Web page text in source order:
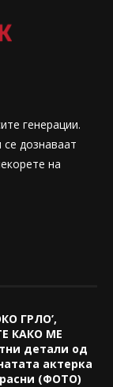
генерации.
дознаваат
на
ГРЛО’,
КАКО МЕ
детали од
актерка
(ФОТО)